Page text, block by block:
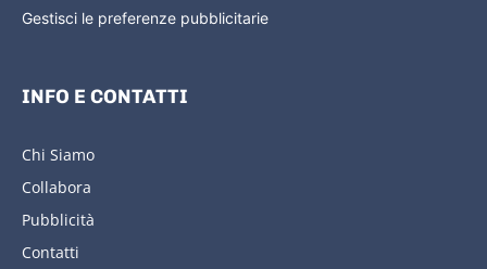
Gestisci le preferenze pubblicitarie
INFO E CONTATTI
Chi Siamo
Collabora
Pubblicità
Contatti